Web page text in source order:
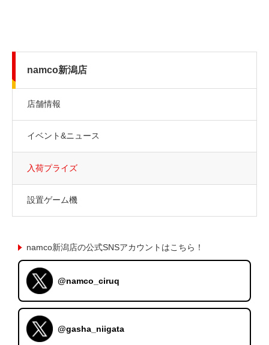
namco新潟店
店舗情報
イベント&ニュース
入荷プライズ
設置ゲーム機
namco新潟店の公式SNSアカウントはこちら！
@namco_ciruq
@gasha_niigata